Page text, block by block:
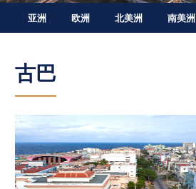
亚洲 欧洲 北美洲 南美洲
古巴